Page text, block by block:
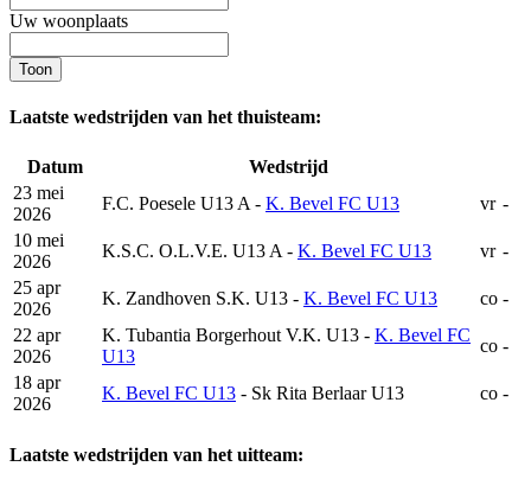
Uw woonplaats
Laatste wedstrijden van het thuisteam:
Datum
Wedstrijd
23 mei
2026
F.C. Poesele U13 A - K. Bevel FC U13 vr -
10 mei
2026
K.S.C. O.L.V.E. U13 A - K. Bevel FC U13 vr -
25 apr
2026
K. Zandhoven S.K. U13 - K. Bevel FC U13 co -
22 apr
2026
K. Tubantia Borgerhout V.K. U13 - K. Bevel FC
U13
co -
18 apr
2026
K. Bevel FC U13 - Sk Rita Berlaar U13 co -
Laatste wedstrijden van het uitteam: